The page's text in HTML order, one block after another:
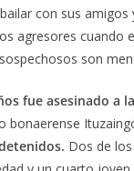
con sus amigos
agresores cuando
son
fue asesinado a
bonaerense
Dos de